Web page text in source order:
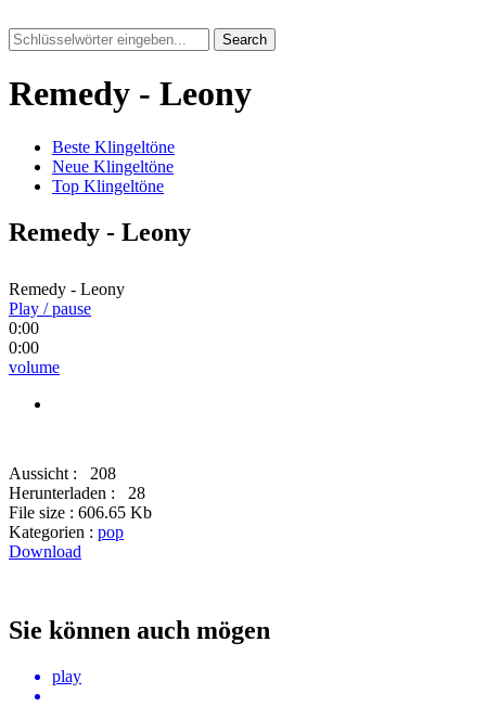
Search
Remedy - Leony
Beste Klingeltöne
Neue Klingeltöne
Top Klingeltöne
Remedy - Leony
Remedy - Leony
Play / pause
0:00
0:00
volume
Aussicht :
208
Herunterladen :
28
File size : 606.65 Kb
Kategorien : pop
Download
Sie können auch mögen
play